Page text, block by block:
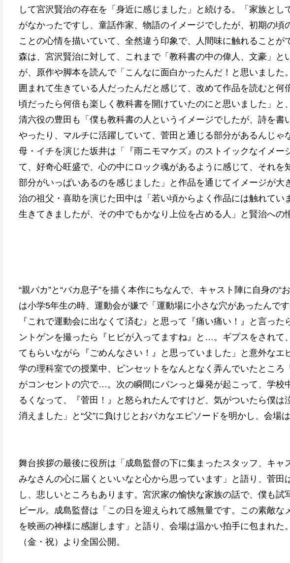
して宮沢賢治の存在を「身近に感じました」と続ける。「家族とし
がなかったですし、童話作家、物語のイメージでしたが、初期の頃
ことの心情を描いていて、全然違う印象で、人間味に触れることが
森は、宮沢賢治に対して、これまで「教科書の中の偉人、文豪」と
が、原作や脚本を読んで「こんなに面白かったんだ！と思いました
囲まれて生きている人だったんだと感じて、改めて作品を読むと
頃だったら何倍も楽しく教科書を開けていたのにと思いました」と
清六役の豊田も「僕も教科書の人というイメージでしたが、詩を書
やったり、マルチに活躍していて、菅田と通じる部分があるんじゃ
母・イチを演じた坂井は「『雨ニモマケズ』のストイックなイメー
て、好奇心旺盛で、心の中にロック魂があるように感じて、それを
部分がいっぱいあるのを感じました」と作品を通じてイメージが大
治の祖父・喜助を演じた田中は「若い頃からよく作品には触れてい
生きてきましたが、その中でもかなり上位を占める人」と賢治への
“親バカ”と“バカ息子”を描く本作にちなんで、キャスト陣に自身の“
は小学5年生の時、運動会が嫌で「運動場に小さな穴があったんで
『これで運動会に出なくて済む』と思って『痛い痛い！』と言っ
ントゲンを撮ったら『ヒビが入ってますね』と…。ギプスをされて
てもらいながら『ごめんなさい！』と思っていました」と意外なエ
学の理科室での授業中、ピンセットをなんとなく弄んでいたところ
がコンセントの穴で…。次の瞬間にバンっと爆発が起こって、学校
るくなって、『菅田！』と怒られたんですけど、気がついたら僕は
消えました」と“父”に負けじとおバカなエピソードを明かし、会場
舞台挨拶の最後に役所は「成島監督の下に集まったスタッフ、キャ
みなさんの心に届くといいなと心から思っています」と語り、菅田
し、悲しいところもあります。宮沢家の愉快な家族の話で、僕も試
ピール。成島監督は「この日を迎えられて感無量です。この素敵な
を映画の神様に感謝します」と語り、会場は温かい拍手に包まれた
（金・祝）より全国公開。